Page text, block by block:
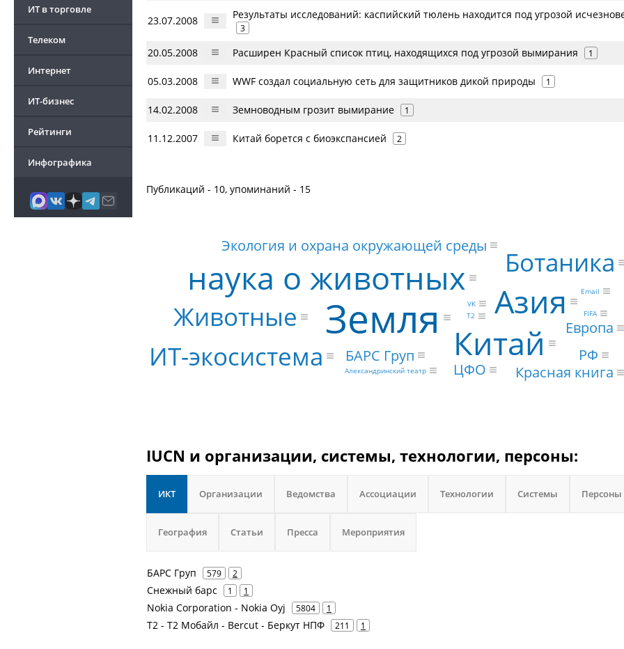
ИТ в торговле
Телеком
Интернет
ИТ-бизнес
Рейтинги
Инфографика
23.07.2008 Результаты исследований: каспийский тюлень находится под угрозой
3
20.05.2008 Расширен Красный список птиц, находящихся под угрозой вымирания 1
05.03.2008 WWF создал социальную сеть для защитников дикой природы 1
14.02.2008 Земноводным грозит вымирание 1
11.12.2007 Китай борется с биоэкспансией 2
Публикаций - 10, упоминаний - 15
Земля Китай
Азия
наука о животных
ИТ-экосистема
Животные
Ботаника
БАРС Груп РФ
Европа
ЦФО
Экология и охрана окружающей среды
Красная книга
Т2
VK
Александринский театр
FIFA
Email
IUCN и организации, системы, технологии, персоны:
ИКТ Организации Ведомства Ассоциации Технологии Системы Персоны
География Статьи Пресса Мероприятия
БАРС Груп 579 2
Снежный барс 1 1
Nokia Corporation - Nokia Oyj 5804 1
Т2 - Т2 Мобайл - Bercut - Беркут НПФ 211 1